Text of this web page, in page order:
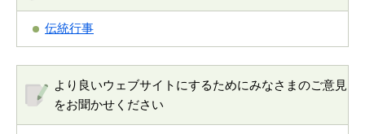
伝統行事
より良いウェブサイトにするためにみなさまのご意見
をお聞かせください